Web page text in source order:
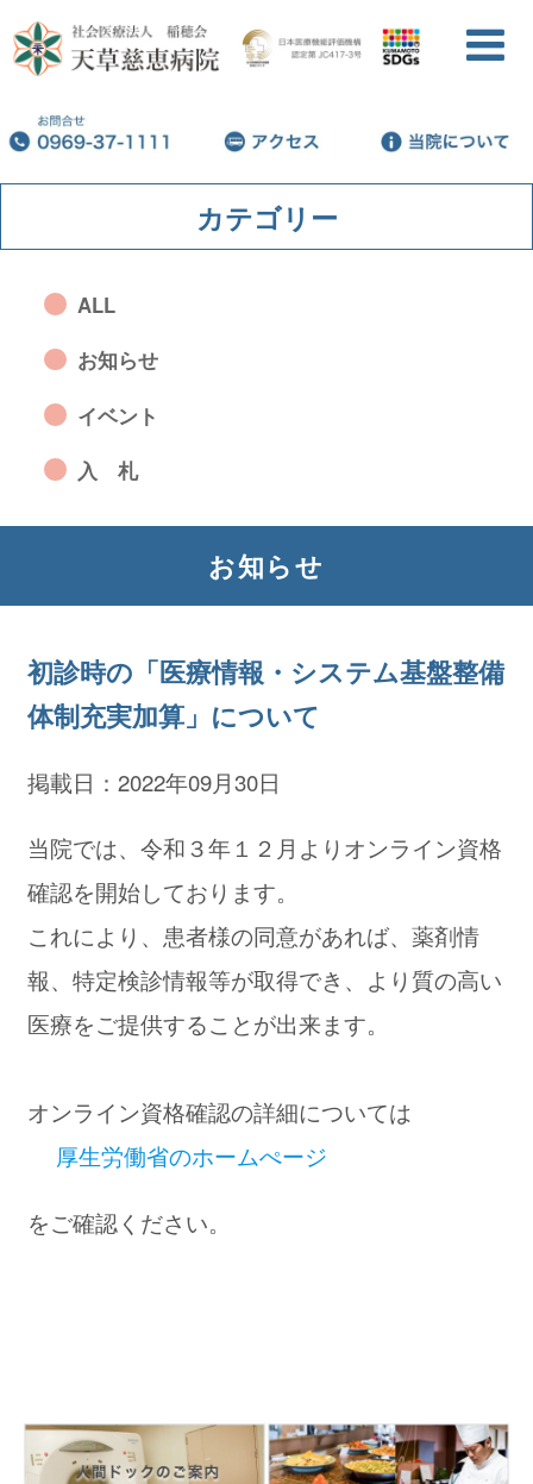
カテゴリー
ALL
お知らせ
イベント
入 札
お知らせ
初診時の「医療情報・システム基盤整備
体制充実加算」について
掲載日：2022年09月30日
当院では、令和３年１２月よりオンライン資格
確認を開始しております。
これにより、患者様の同意があれば、薬剤情
報、特定検診情報等が取得でき、より質の高い
医療をご提供することが出来ます。
オンライン資格確認の詳細については
厚生労働省のホームぺージ
をご確認ください。